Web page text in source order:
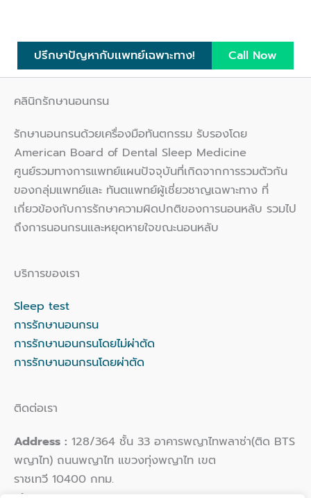
ปรึกษาปัญหากับเเพทย์เฉพาะทาง! Call Now
คลินิกรักษานอนกรน
รักษานอนกรนด้วยเครื่องมือทันตกรรม รับรองโดย
American Board of Dental Sleep Medicine
ศูนย์รวมทางการแพทย์แผนปัจจุบันที่เกิดจากการรวมตัวกัน
ของกลุ่มแพทย์และ ทันตแพทย์ผู้เชี่ยวชาญเฉพาะทาง ที่
เกี่ยวข้องกับการรักษาความผิดปกติของการนอนหลับ รวมไป
ถึงการนอนกรนและหยุดหายใจขณะนอนหลับ
บริการของเรา
Sleep test
การรักษานอนกรน
การรักษานอนกรนโดยไม่ผ่าตัด
การรักษานอนกรนโดยผ่าตัด
ติดต่อเรา
Address : 128/364 ชั้น 33 อาคารพญาไทพลาซ่า(ติด BTS
พญาไท) ถนนพญาไท แขวงทุ่งพญาไท เขต
ราชเทวี 10400 กทม.